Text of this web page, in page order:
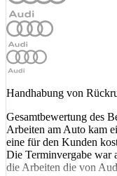
Handhabung von
Gesamtbewertung des
Arbeiten am Auto kam
eine für den Kunden
Die Terminvergabe war
die Arbeiten die von